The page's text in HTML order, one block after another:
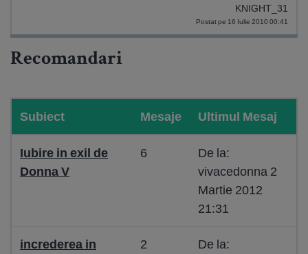
KNIGHT_31
Postat pe 16 Iulie 2010 00:41
Recomandari
Subiect Mesaje Ultimul Mesaj
Iubire in exil de
Donna V
6
De la:
vivacedonna 2
Martie 2012
21:31
increderea in
2
De la: